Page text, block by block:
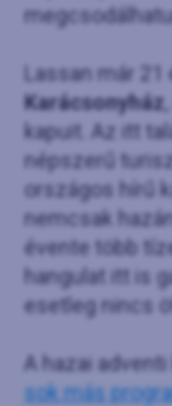
Lassan már 21
Karácsonyház
kapuit. Az itt
népszerű
országos hírű
nemcsak
évente több
hangulat itt is
esetleg nincs
A hazai
sok más